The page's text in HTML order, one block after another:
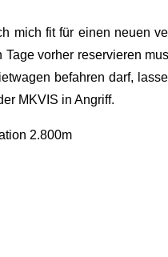
mich fit für einen neuen
vorher reservieren
befahren darf,
MKVIS in Angriff.
2.800m